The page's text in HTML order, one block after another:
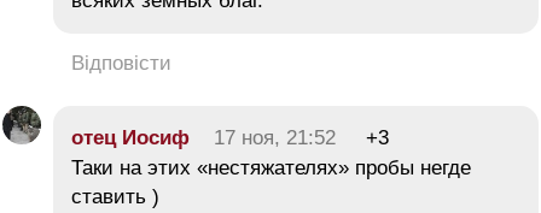
Відповісти
отец Иосиф 17 ноя, 21:52
+3
Таки на этих «нестяжателях» пробы негде
ставить )